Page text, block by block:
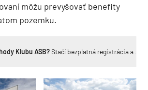
môžu prevyšovať benefity
pozemku.
Klubu ASB?Stačí bezplatná registrácia a